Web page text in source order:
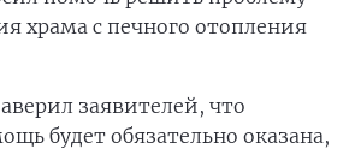
храма с печного отопления
заявителей, что
будет обязательно оказана,